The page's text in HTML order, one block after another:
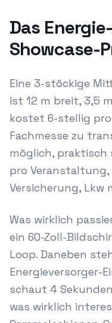
Das
Showcase-
Eine 3-stöckige
ist 12 m breit, 3,5
kostet 6-stellig pro
Fachmesse zu
möglich, praktisch
pro
Versicherung, Lkw
Was wirklich
ein 60-Zoll-
Loop. Daneben
Energieversorger-
schaut 4
was wirklich